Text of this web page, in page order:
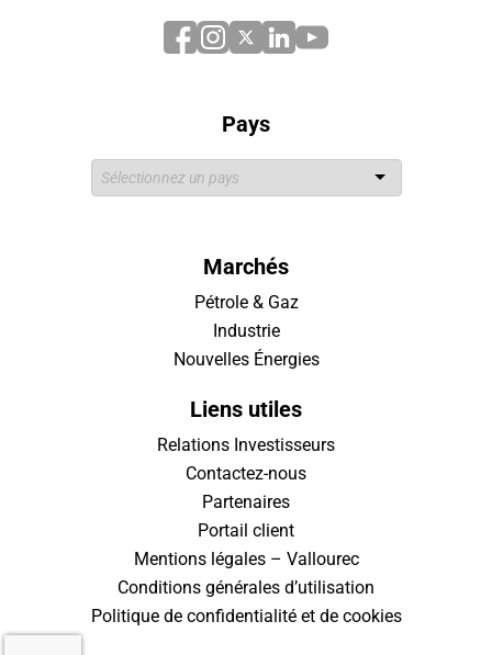
Pays
Marchés
Pétrole & Gaz
Industrie
Nouvelles Énergies
Liens utiles
Relations Investisseurs
Contactez-nous
Partenaires
Portail client
Mentions légales – Vallourec
Conditions générales d’utilisation
Politique de confidentialité et de cookies